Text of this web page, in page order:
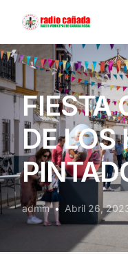
FIESTA
DE LOS
admin Abril 26,